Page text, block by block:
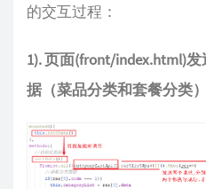
的交互过程：
1). 页面(front/index.html)
据（菜品分类和套餐分类）